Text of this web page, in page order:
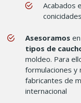
Acabados
Asesoramos
tipos de
moldeo. Para
formulaciones y
fabricantes de
internacional